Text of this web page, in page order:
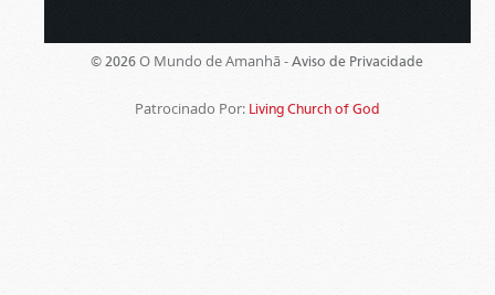
© 2026 O Mundo de Amanhã -Aviso de Privacidade
Patrocinado Por: Living Church of God